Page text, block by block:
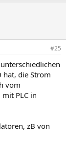
#25
hat, die Strom
vom
PLC in
zB von